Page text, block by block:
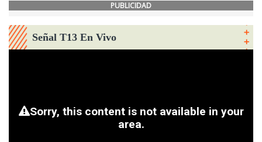
PUBLICIDAD
Señal T13 En Vivo